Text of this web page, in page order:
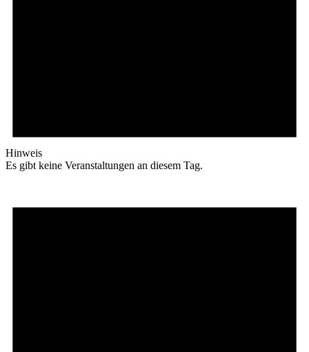
Hinweis
Es gibt keine Veranstaltungen an diesem Tag.